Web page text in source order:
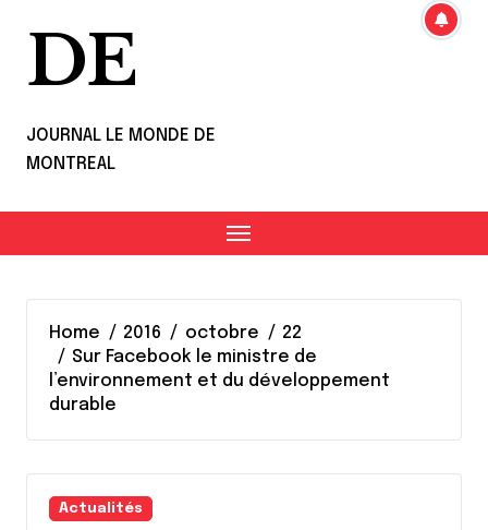
DE
JOURNAL LE MONDE DE
MONTREAL
Home 2016 octobre
22
Sur Facebook le ministre de
l’environnement et du développement
durable
Actualités